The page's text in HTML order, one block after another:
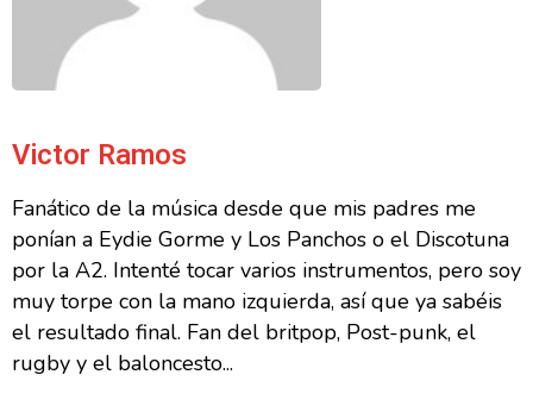
Victor Ramos
Fanático de la música desde que mis padres me
ponían a Eydie Gorme y Los Panchos o el Discotuna
por la A2. Intenté tocar varios instrumentos, pero soy
muy torpe con la mano izquierda, así que ya sabéis
el resultado final. Fan del britpop, Post-punk, el
rugby y el baloncesto...